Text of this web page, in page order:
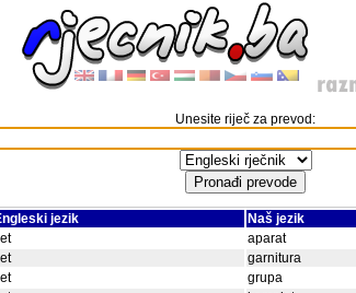
Unesite riječ za prevod:
jezik
Naš jezik
aparat
garnitura
grupa